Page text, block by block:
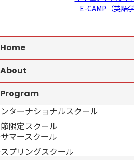
E-CAMP（英語学
Home
About
Program
ターナショナルスクール
限定スクール
マースクール
プリングスクール